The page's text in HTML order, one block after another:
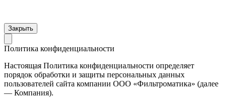
Закрыть
Политика конфиденциальности
Настоящая Политика конфиденциальности определяет
порядок обработки и защиты персональных данных
пользователей сайта компании ООО «Фильтроматика» (далее
— Компания).